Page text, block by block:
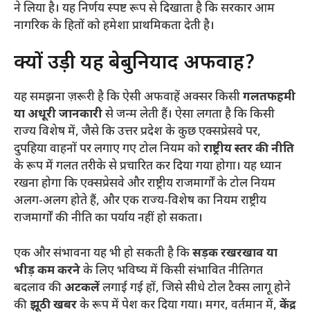
ने लिया है। यह निर्णय स्पष्ट रूप से दिखाता है कि सरकार आम
नागरिक के हितों को हमेशा प्राथमिकता देती है।
​क्यों उड़ी यह बेबुनियाद अफवाह?
​यह समझना ज़रूरी है कि ऐसी अफवाहें अक्सर किसीगलतफहमी
या अधूरी जानकारीसे जन्म लेती हैं। ऐसा लगता है कि किसी
राज्य विशेष में, जैसे कि उत्तर प्रदेश के कुछ एक्सप्रेसवे पर,
दुपहिया वाहनों पर लगाए गए टोल नियम कोराष्ट्रीय स्तर की नीति
के रूप में गलत तरीके से प्रचारित कर दिया गया होगा। यह ध्यान
रखना होगा कि एक्सप्रेसवे और राष्ट्रीय राजमार्गों के टोल नियम
अलग-अलग होते हैं, और एक राज्य-विशेष का नियम राष्ट्रीय
राजमार्गों की नीति का पर्याय नहीं हो सकता।
​एक और संभावना यह भी हो सकती है किसड़क रखरखाव या
भीड़ कम करनेके लिए भविष्य में किसी संभावित नीतिगत
बदलाव कीअटकलेंलगाई गई हों, जिसे सीधे टोल टैक्स लागू होने
कीझूठी खबरके रूप में पेश कर दिया गया। मगर, वर्तमान में, केंद्र